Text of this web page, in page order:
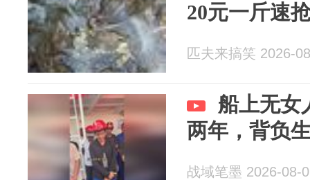
20元一斤速
匹夫来搞笑 2026-
船上无女
两年，背负
战域笔墨 2026-08-